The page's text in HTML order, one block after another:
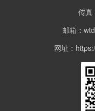
传真
邮箱：
网址：